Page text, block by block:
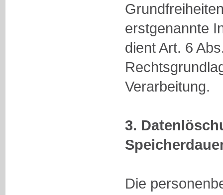
erstgenannte
dient Art. 6
Verarbeitung.
3.
Die